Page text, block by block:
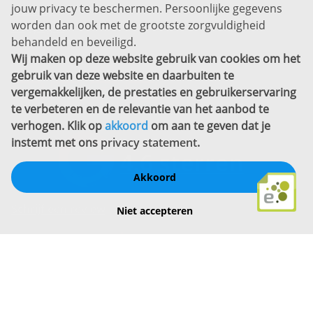
Sitemap
Copyright
Bekijk ook eens
jouw privacy te beschermen. Persoonlijke gegevens
worden dan ook met de grootste zorgvuldigheid
behandeld en beveiligd.
Wij maken op deze website gebruik van cookies om het
gebruik van deze website en daarbuiten te
vergemakkelijken, de prestaties en gebruikerservaring
te verbeteren en de relevantie van het aanbod te
verhogen. Klik opakkoord om aan te geven dat je
instemt met ons privacy statement.
Akkoord
Niet accepteren